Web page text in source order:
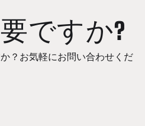
ですか?
？お気軽にお問い合わせくだ